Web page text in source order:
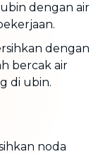
dengan air
dengan
bercak air
di ubin.
noda